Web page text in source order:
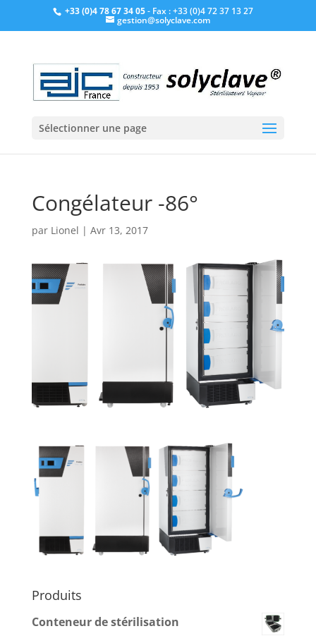
+33 (0)4 78 67 34 05- Fax : +33 (0)4 72 37 13 27
gestion@solyclave.com
Sélectionner une page
Congélateur -86°
par Lionel | Avr 13, 2017
Produits
Conteneur de stérilisation